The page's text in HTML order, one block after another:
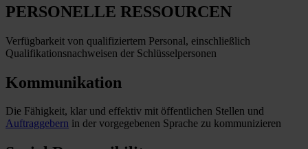
PERSONELLE RESSOURCEN
Verfügbarkeit von qualifiziertem Personal, einschließlich
Qualifikationsnachweisen der Schlüsselpersonen
Kommunikation
Die Fähigkeit, klar und effektiv mit öffentlichen Stellen und
Auftraggebern in der vorgegebenen Sprache zu kommunizieren